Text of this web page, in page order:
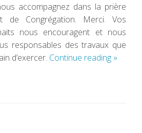
accompagnez dans la prière
de Congrégation. Merci. Vos
nous encouragent et nous
responsables des travaux que
d’exercer. Continue reading »